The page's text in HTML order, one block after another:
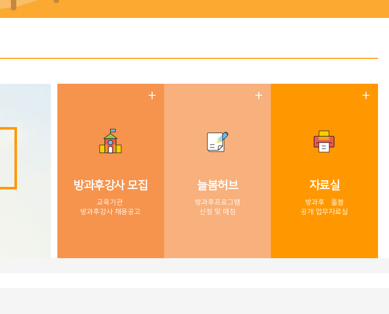
방과후강사 모집
교육기관
​방과후강사 채용공고
늘봄허브
방과후프로그램
신청 및 매칭
자료실
방과후·돌봄
​공개 업무자료실